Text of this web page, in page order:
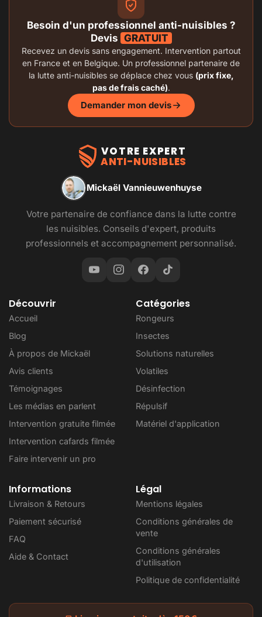
Besoin d'un professionnel anti-nuisibles ?
Devis GRATUIT
Recevez un devis sans engagement. Intervention partout
en France et en Belgique. Un professionnel partenaire de
la lutte anti-nuisibles se déplace chez vous (prix fixe,
pas de frais caché).
Demander mon devis
VOTRE EXPERT
ANTI-NUISIBLES
Mickaël Vannieuwenhuyse
Votre partenaire de confiance dans la lutte contre
les nuisibles. Conseils d'expert, produits
professionnels et accompagnement personnalisé.
Découvrir
Accueil
Blog
À propos de Mickaël
Avis clients
Témoignages
Les médias en parlent
Intervention gratuite filmée
Intervention cafards filmée
Faire intervenir un pro
Catégories
Rongeurs
Insectes
Solutions naturelles
Volatiles
Désinfection
Répulsif
Matériel d'application
Informations
Livraison & Retours
Paiement sécurisé
FAQ
Aide & Contact
Légal
Mentions légales
Conditions générales de
vente
Conditions générales
d'utilisation
Politique de confidentialité